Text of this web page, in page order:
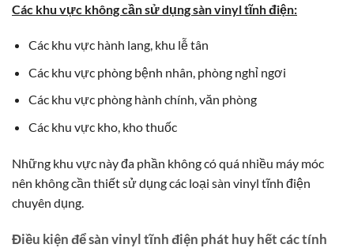
Các khu vực không cần sử dụng sàn vinyl tĩnh điện:
Các khu vực hành lang, khu lễ tân
Các khu vực phòng bệnh nhân, phòng nghỉ ngơi
Các khu vực phòng hành chính, văn phòng
Các khu vực kho, kho thuốc
Những khu vực này đa phần không có quá nhiều máy móc
nên không cần thiết sử dụng các loại sàn vinyl tĩnh điện
chuyên dụng.
Điều kiện để sàn vinyl tĩnh điện phát huy hết các tính